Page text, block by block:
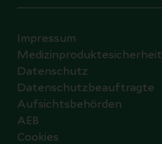
Impressum
Medizinproduktesicherheit
Datenschutz
Datenschutzbeauftragte
Aufsichtsbehörden
AEB
Cookies